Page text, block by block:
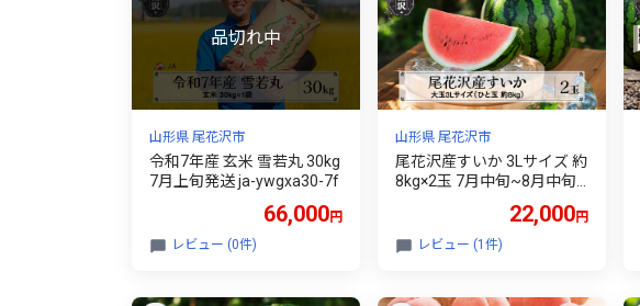
山形県 尾花沢市
令和7年産 玄米 雪若丸 30kg
7月上旬発送 ja-ywgxa30-7f
66,000円
レビュー (0件)
山形県 尾花沢市
尾花沢産すいか 3Lサイズ 約
8kg×2玉 7月中旬~8月中旬
すいか スイカ 西瓜 フルー
ツ 果物 産地直送 農産加工
22,000円
レビュー (1件)